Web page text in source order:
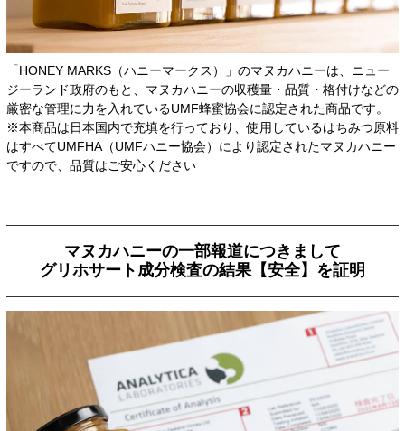
「HONEY MARKS（ハニーマークス）」のマヌカハニーは、ニュー
ジーランド政府のもと、マヌカハニーの収穫量・品質・格付けなどの
厳密な管理に力を入れているUMF蜂蜜協会に認定された商品です。
※本商品は日本国内で充填を行っており、使用しているはちみつ原料
はすべてUMFHA（UMFハニー協会）により認定されたマヌカハニー
ですので、品質はご安心ください
マヌカハニーの一部報道につきまして
グリホサート成分検査の結果【安全】を証明